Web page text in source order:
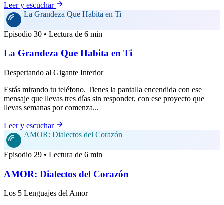
Leer y escuchar
La Grandeza Que Habita en Ti
Episodio 30 • Lectura de 6 min
La Grandeza Que Habita en Ti
Despertando al Gigante Interior
Estás mirando tu teléfono. Tienes la pantalla encendida con ese
mensaje que llevas tres días sin responder, con ese proyecto que
llevas semanas por comenza...
Leer y escuchar
AMOR: Dialectos del Corazón
Episodio 29 • Lectura de 6 min
AMOR: Dialectos del Corazón
Los 5 Lenguajes del Amor